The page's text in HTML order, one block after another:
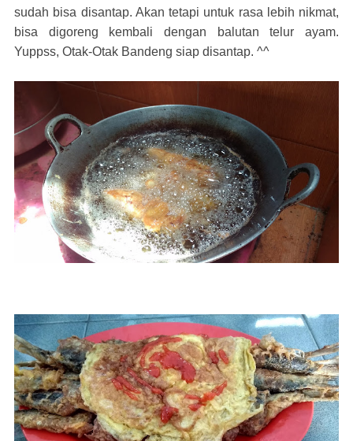
sudah bisa disantap. Akan tetapi untuk rasa lebih nikmat,
bisa digoreng kembali dengan balutan telur ayam.
Yuppss, Otak-Otak Bandeng siap disantap. ^^